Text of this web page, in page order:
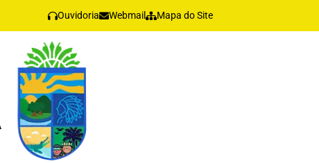
Ouvidoria Webmail Mapa do Site